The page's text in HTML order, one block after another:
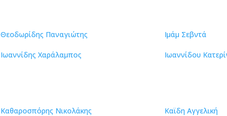
Θεοδωρίδης Παναγιώτης Ιμάμ Σεβντά
Ιωαννίδης Χαράλαμπος Ιωαννίδου
Καθαροσπόρης Νικολάκης Καϊδη Αγγελική